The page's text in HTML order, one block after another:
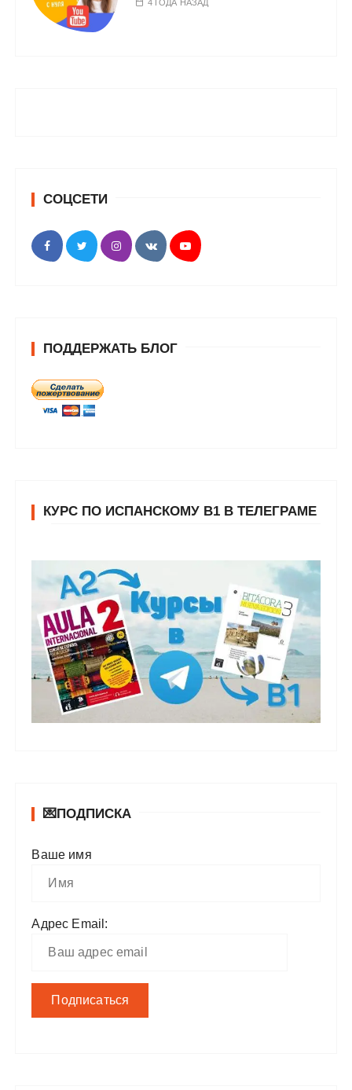
4 ГОДА НАЗАД
СОЦСЕТИ
ПОДДЕРЖАТЬ БЛОГ
КУРС ПО ИСПАНСКОМУ В1 В ТЕЛЕГРАМЕ
💌ПОДПИСКА
Ваше имя
Адрес Email: